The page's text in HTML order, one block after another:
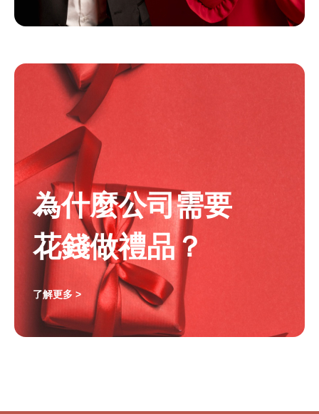
為什麼公司需要
花錢做禮品？
了解更多 >